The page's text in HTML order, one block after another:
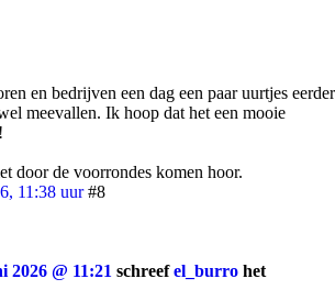
en bedrijven een dag een paar uurtjes eerder
meevallen. Ik hoop dat het een mooie
door de voorrondes komen hoor.
11:38 uur #8
2026 @ 11:21 schreefel_burro het